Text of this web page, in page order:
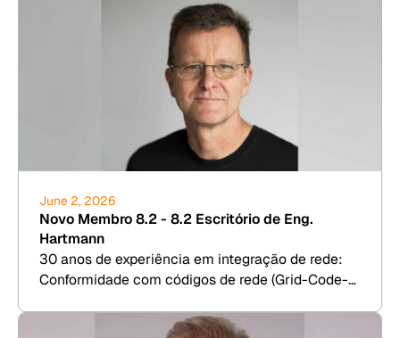
June 2, 2026
Novo Membro 8.2 - 8.2 Escritório de Eng.
Hartmann
30 anos de experiência em integração de rede:
Conformidade com códigos de rede (Grid-Code-
eólica, fotovoltaica, BESS e hidrogênio.